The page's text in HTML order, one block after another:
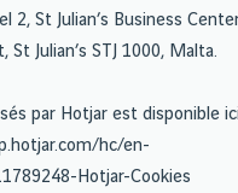
2, St Julian’s Business
Julian’s STJ 1000, Malta.
par Hotjar est disponible
hc/en-
Hotjar-Cookies